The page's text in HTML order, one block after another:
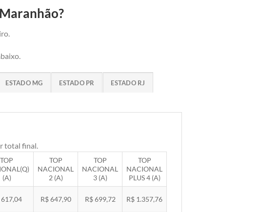
ESTADO MG ESTADO PR ESTADO RJ
total final.
TOP
(A)
TOP
NACIONAL
2 (A)
TOP
NACIONAL
3 (A)
TOP
NACIONAL
PLUS 4 (A)
617,04 R$ 647,90 R$ 699,72 R$ 1.357,76